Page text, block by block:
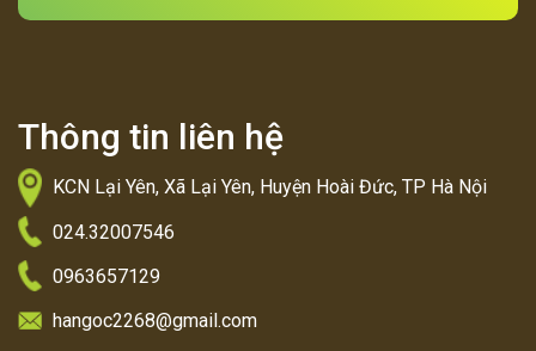
Thông tin liên hệ
KCN Lại Yên, Xã Lại Yên, Huyện Hoài Đức, TP Hà Nội
024.32007546
0963657129
hangoc2268@gmail.com